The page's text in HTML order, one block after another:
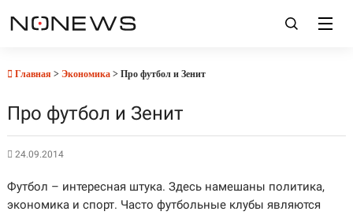
Главная > Экономика> Про футбол и Зенит
Про футбол и Зенит
24.09.2014
Футбол – интересная штука. Здесь намешаны политика,
экономика и спорт. Часто футбольные клубы являются